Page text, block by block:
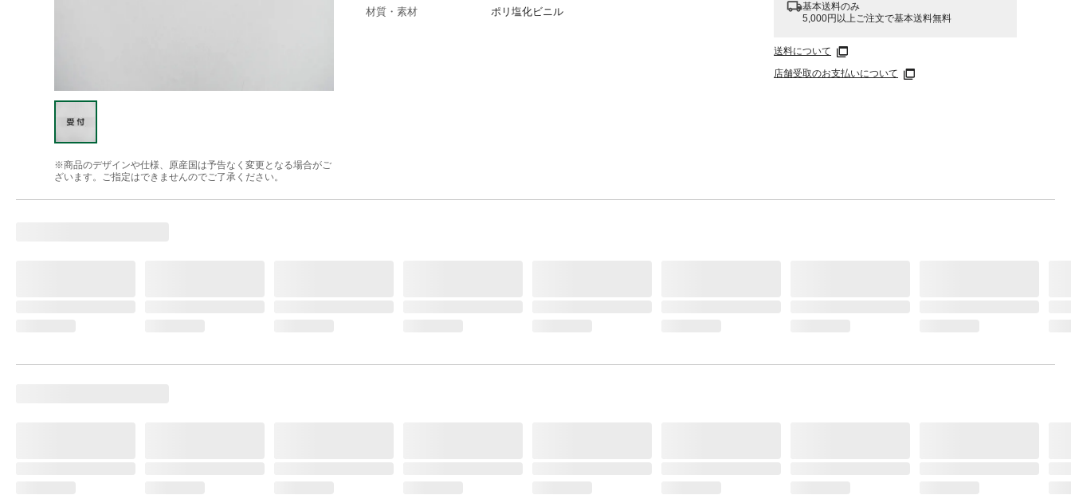
※商品のデザインや仕様、原産国は予告なく変更となる場合がご
ざいます。ご指定はできませんのでご了承ください。
基本送料のみ
5,000円以上ご注文で基本送料無料
送料について
店舗受取のお支払いについて
材質・素材
ポリ塩化ビニル